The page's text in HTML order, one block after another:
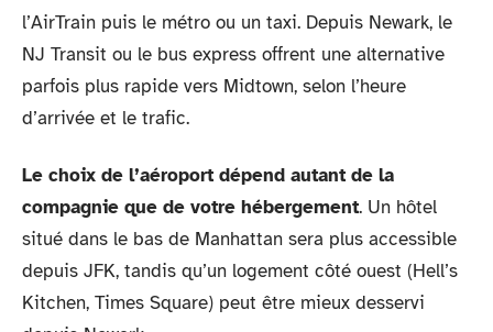
l’AirTrain puis le métro ou un taxi. Depuis Newark, le
NJ Transit ou le bus express offrent une alternative
parfois plus rapide vers Midtown, selon l’heure
d’arrivée et le trafic.
Le choix de l’aéroport dépend autant de la
compagnie que de votre hébergement. Un hôtel
situé dans le bas de Manhattan sera plus accessible
depuis JFK, tandis qu’un logement côté ouest (Hell’s
Kitchen, Times Square) peut être mieux desservi